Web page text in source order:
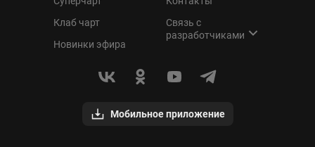
Клаб чарт
Новинки эфира
Связь с
разработчиками
Мобильное приложение